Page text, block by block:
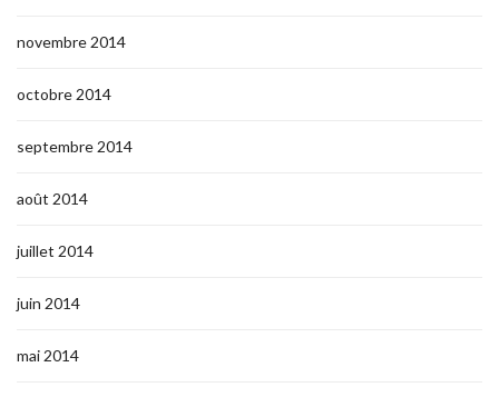
novembre 2014
octobre 2014
septembre 2014
août 2014
juillet 2014
juin 2014
mai 2014